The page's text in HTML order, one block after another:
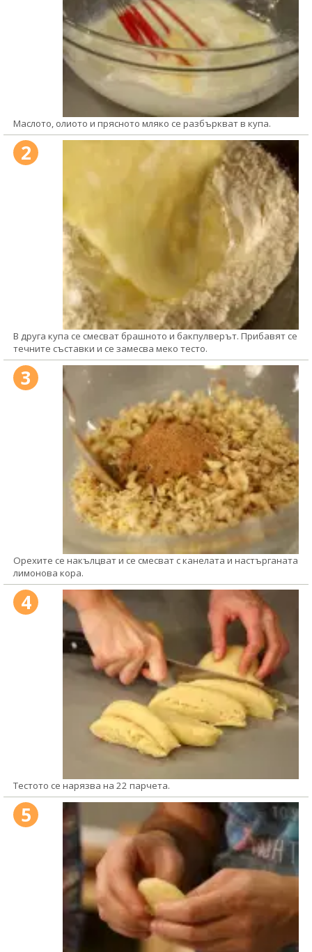
Маслото, олиото и прясното мляко се разбъркват в купа.
2
В друга купа се смесват брашното и бакпулверът. Прибавят се
течните съставки и се замесва меко тесто.
3
Орехите се накълцват и се смесват с канелата и настърганата
лимонова кора.
4
Тестото се нарязва на 22 парчета.
5